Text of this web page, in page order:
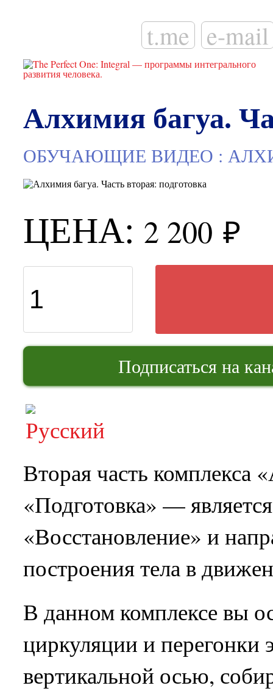
t.me e-mail
Алхимия багуа.
ОБУЧАЮЩИЕ ВИДЕО :
ЦЕНА: 2 200 ₽
Подписаться на
Вторая часть
«Подготовка» —
«Восстановление» и
построения тела в
В данном комплексе вы
циркуляции и перегонки
вертикальной осью,